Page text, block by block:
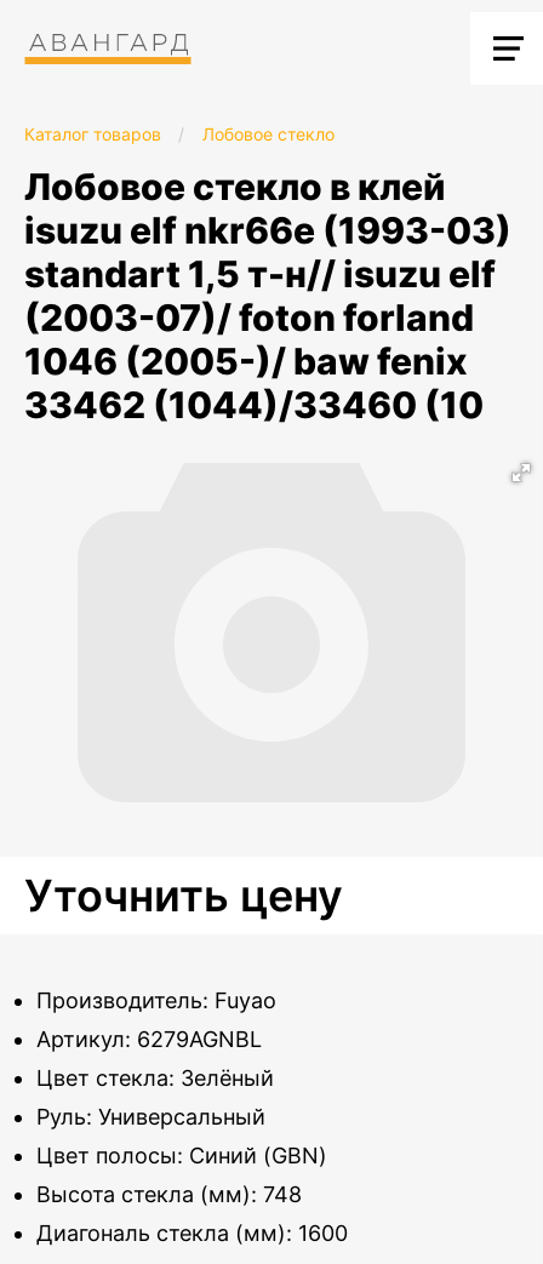
Каталог товаров / Лобовое стекло
лобовое стекло в клей
isuzu elf nkr66е (1993-03)
standart 1,5 т-н// isuzu elf
(2003-07)/ foton forland
1046 (2005-)/ baw fenix
33462 (1044)/33460 (10
Уточнить цену
Производитель: Fuyao
Артикул: 6279AGNBL
Цвет стекла: Зелёный
Руль: Универсальный
Цвет полосы: Синий (GBN)
Высота стекла (мм): 748
Диагональ стекла (мм): 1600